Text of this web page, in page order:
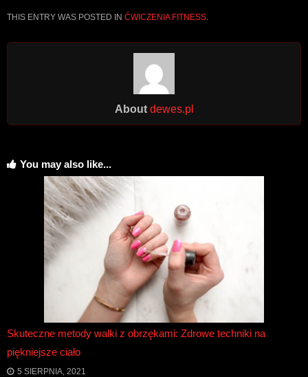
THIS ENTRY WAS POSTED IN ĆWICZENIA FITNESS
About dewes.pl
You may also like...
Skuteczne metody walki z obrzękami: Zdrowe techniki na
piękniejsze ciało
5 SIERPNIA, 2021